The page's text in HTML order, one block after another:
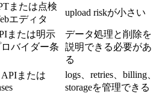
または点検
エディタ
upload riskが小さい
または明示
バイダー条
データ処理と削除を
説明できる必要があ
る
APIまたは
logs、retries、billing、
storageを管理できる